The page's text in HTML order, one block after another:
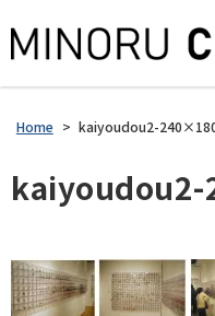
Home > kaiyoudou2-